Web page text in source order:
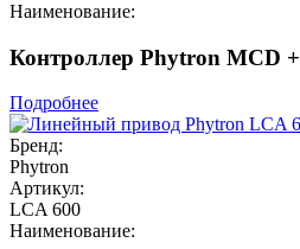
Наименование:
Контроллер Phytron MCD +
Подробнее
Бренд:
Phytron
Артикул:
LCA 600
Наименование: